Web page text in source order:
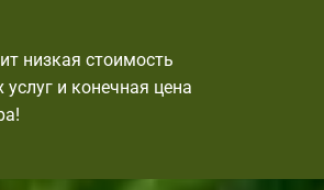
низкая стоимость
и конечная цена